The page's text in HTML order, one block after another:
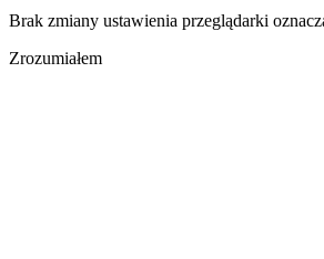
Brak zmiany ustawienia przeglądarki
Zrozumiałem